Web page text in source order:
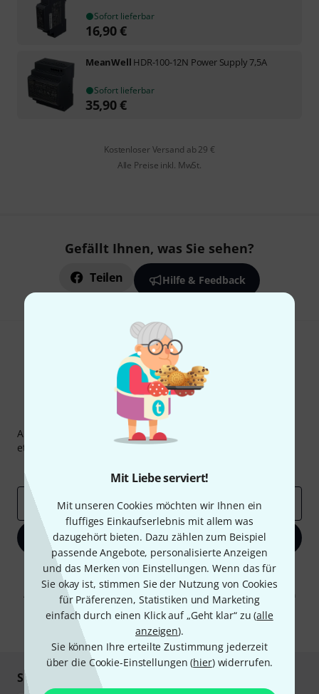
Mit Liebe serviert!
Mit unseren Cookies möchten wir Ihnen ein
fluffiges Einkaufserlebnis mit allem was
dazugehört bieten. Dazu zählen zum Beispiel
passende Angebote, personalisierte Anzeigen
und das Merken von Einstellungen. Wenn das für
Sie okay ist, stimmen Sie der Nutzung von Cookies
für Präferenzen, Statistiken und Marketing
einfach durch einen Klick auf „Geht klar“ zu (alle
anzeigen).
Sie können Ihre erteilte Zustimmung jederzeit
über die Cookie-Einstellungen (hier) widerrufen.
Sofort lieferbar
16,90€
MeanWell HDR-100-12N Power Supply 7,5A
Sofort lieferbar
35,90€
Kostenloser Versand ab 29 €
Alle Preise inkl. MwSt.
Gefällt Ihnen, was Sie sehen?
Teilen Hilfe & Feedback
Thomann Newsletter
Abonniere den Thomann Newsletter und gewinne mit
etwas Glück einen von50 Gutscheinen
E-Mail-Adresse*
Jetzt anmelden
Mit Klick auf „Jetzt anmelden“ stimmen Sie dem Erhalt von E-Mail-
Werbung und einer Messung des E-Mail-Nutzungsverhaltens zu. Die
Abmeldung ist jederzeit möglich. Weitere Informationen finden Sie in
unserenDatenschutzhinweisen.
* Pflichtfeld
Sicher einkaufen & bezahlen